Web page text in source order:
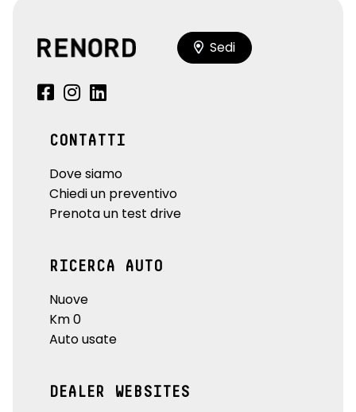
Sedi
CONTATTI
Dove siamo
Chiedi un preventivo
Prenota un test drive
RICERCA AUTO
Nuove
Km 0
Auto usate
DEALER WEBSITES